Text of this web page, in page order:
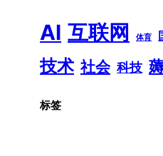
AI 互联网 体育
技术 社会 科技
标签